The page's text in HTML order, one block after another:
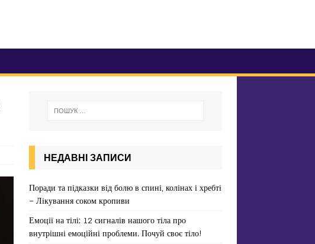
НЕДАВНІ ЗАПИСИ
Поради та підказки від болю в спині, колінах і хребті
– Лікування соком кропиви
Емоції на тілі: 12 сигналів нашого тіла про
внутрішні емоційні проблеми. Почуй своє тіло!